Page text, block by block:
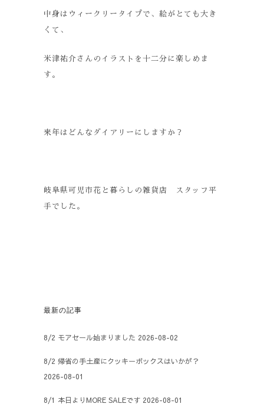
中身はウィークリータイプで、絵がとても大き
くて、
米津祐介さんのイラストを十二分に楽しめま
す。
来年はどんなダイアリーにしますか？
岐阜県可児市花と暮らしの雑貨店 スタッフ平
手でした。
最新の記事
8/2 モアセール始まりました 2026-08-02
8/2 帰省の手土産にクッキーボックスはいかが？
2026-08-01
8/1 本日よりMORE SALEです 2026-08-01